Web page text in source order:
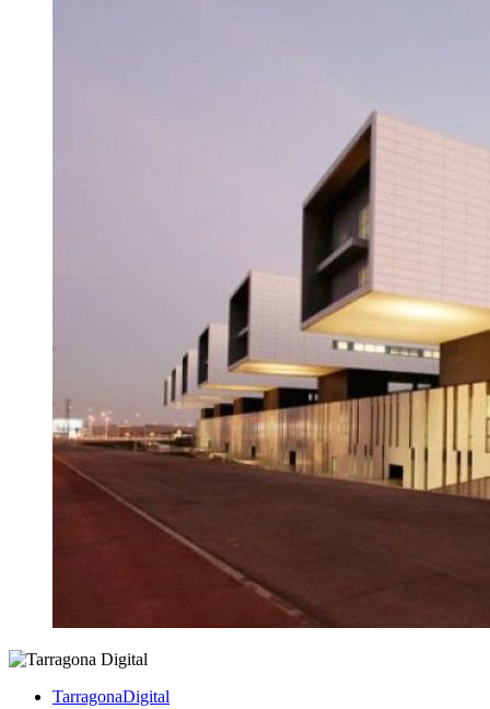
TarragonaDigital